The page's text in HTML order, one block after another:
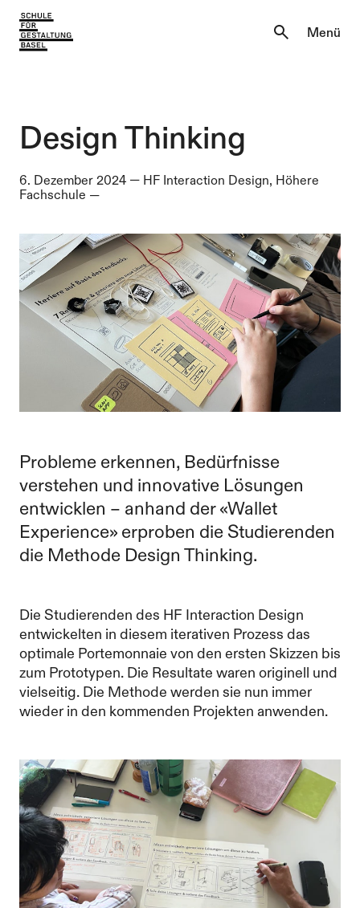
Einblicke
Lernen & Entdecken
Über uns
Institutionen
Menü
Aktuell
Lernen & Entdecken
Über uns
Design Thinking
6. Dezember 2024 — HF Interaction Design, Höhere
Fachschule —
Probleme erkennen, Bedürfnisse
verstehen und innovative Lösungen
entwicklen – anhand der «Wallet
Experience» erproben die Studierenden
die Methode Design Thinking.
Die Studierenden des HF Interaction Design
entwickelten in diesem iterativen Prozess das
optimale Portemonnaie von den ersten Skizzen bis
zum Prototypen. Die Resultate waren originell und
vielseitig. Die Methode werden sie nun immer
wieder in den kommenden Projekten anwenden.